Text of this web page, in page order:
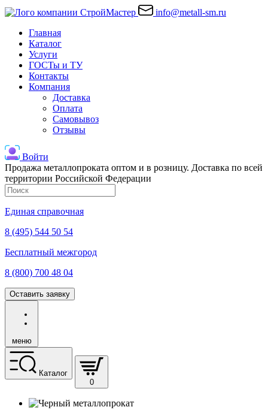
info@metall-sm.ru
Главная
Каталог
Услуги
ГОСТы и ТУ
Контакты
Компания
Доставка
Оплата
Самовывоз
Отзывы
Войти
Продажа металлопроката оптом и в розницу. Доставка по всей
территории Российской Федерации
Единая справочная
8 (495) 544 50 54
Бесплатный межгород
8 (800) 700 48 04
Оставить заявку
меню
Каталог
0